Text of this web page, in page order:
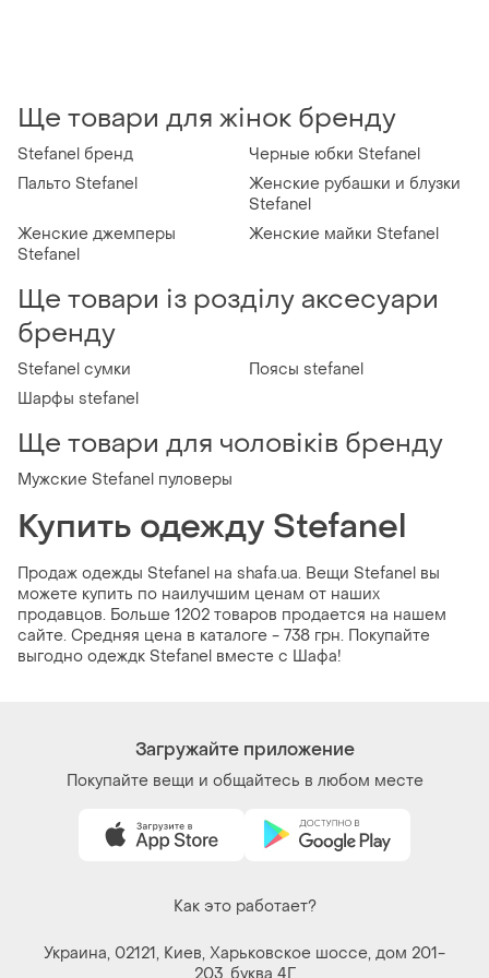
Ще товари для жінок бренду
Stefanel бренд
Черные юбки Stefanel
Пальто Stefanel
Женские рубашки и блузки
Stefanel
Женские джемперы
Stefanel
Женские майки Stefanel
Ще товари із розділу аксесуари
бренду
Stefanel сумки
Поясы stefanel
Шарфы stefanel
Ще товари для чоловіків бренду
Мужские Stefanel пуловеры
Купить одежду Stefanel
Продаж одежды Stefanel на shafa.ua. Вещи Stefanel вы
можете купить по наилучшим ценам от наших
продавцов. Больше 1202 товаров продается на нашем
сайте. Средняя цена в каталоге - 738 грн. Покупайте
выгодно одеждк Stefanel вместе с Шафа!
Загружайте приложение
Покупайте вещи и общайтесь в любом месте
Как это работает?
Украина, 02121, Киев, Харьковское шоссе, дом 201-